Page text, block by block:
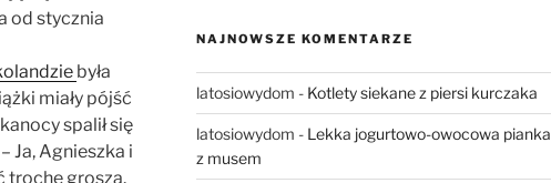
od stycznia
była
miały pójść
spalił się
Ja, Agnieszka i
trochę grosza.
NAJNOWSZE KOMENTARZE
latosiowydom - Kotlety siekane z piersi kurczaka
latosiowydom - Lekka jogurtowo-owocowa pianka
z musem